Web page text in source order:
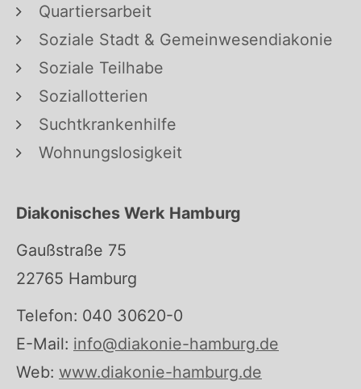
Quartiersarbeit
Soziale Stadt & Gemeinwesendiakonie
Soziale Teilhabe
Soziallotterien
Suchtkrankenhilfe
Wohnungslosigkeit
Diakonisches Werk Hamburg
Gaußstraße 75
22765 Hamburg
Telefon: 040 30620-0
E-Mail: info@diakonie-hamburg.de
Web: www.diakonie-hamburg.de